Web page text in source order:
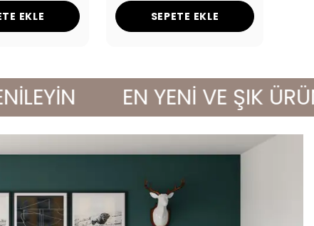
EKLE SEPETE EKLE
EN YENİ VE ŞIK